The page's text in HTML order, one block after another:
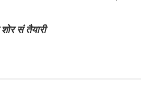
सं तैयारी